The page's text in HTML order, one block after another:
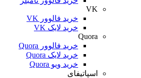
VK
خرید فالوور VK
خرید لایک VK
Quora
خرید فالوور Quora
خرید لایک Quora
خرید ویو Quora
اسپاتیفای